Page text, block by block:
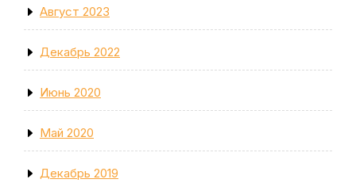
Август 2023
Декабрь 2022
Июнь 2020
Май 2020
Декабрь 2019